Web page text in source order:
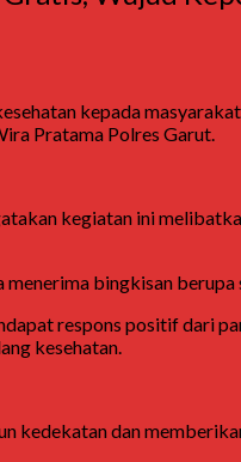
kepada
Pratama Polres Garut.
kegiatan ini
bingkisan
respons positif dari
kesehatan.
kedekatan dan